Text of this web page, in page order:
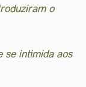
o
se intimida aos